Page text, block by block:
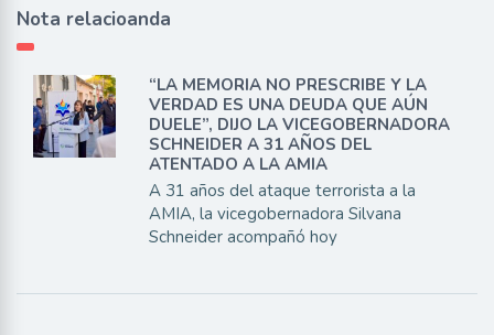
Nota relacioanda
“LA MEMORIA NO PRESCRIBE Y LA
VERDAD ES UNA DEUDA QUE AÚN
DUELE”, DIJO LA VICEGOBERNADORA
SCHNEIDER A 31 AÑOS DEL
ATENTADO A LA AMIA
A 31 años del ataque terrorista a la
AMIA, la vicegobernadora Silvana
Schneider acompañó hoy